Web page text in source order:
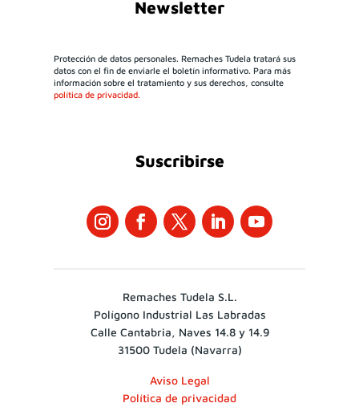
Newsletter
Protección de datos personales. Remaches Tudela tratará sus
datos con el fin de enviarle el boletín informativo. Para más
información sobre el tratamiento y sus derechos, consulte
política de privacidad.
Suscribirse
Remaches Tudela S.L.
Polígono Industrial Las Labradas
Calle Cantabria, Naves 14.8 y 14.9
31500 Tudela (Navarra)
Aviso Legal
Política de privacidad